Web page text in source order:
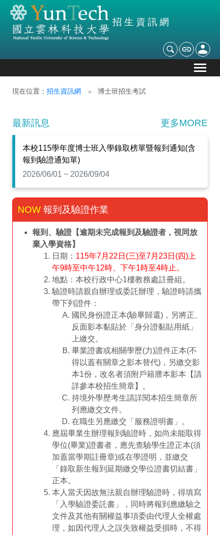
招生資訊網
現在位置： 招生資訊網 博士班招生考試
最新訊息 更多MORE
本校115學年度博士班入學錄取榜單暨報到通知(含
報到驗證通知單)
2026/06/01 ~ 2026/09/04
報到及驗證作業
報到、驗證【逾期未完成報到及驗證者，視同放
棄入學資格】
日期： 115年7月22日(三)至7月23日(四)上
午9時至中午12時、下午1時至4時止。
地點：本校行政中心1樓教務處註冊組。
驗證時請親自辦理或委託辦理，驗證時請攜
帶下列證件：
國民身份證正本(驗畢歸還)，另將正、
反面影本黏貼於「身分證黏貼用紙」
上繳交。
畢業證書或相關學歷(力)證件正本(不
得以蓋有關章之影本替代)，另繳交影
本1份，改名者須附戶籍謄本影本【請
詳參本校招生簡章】。
持境外學歷考生請詳閱本招生簡章所
列應繳交文件。
在職生另應繳交「服務證明書」。
應屆畢業生辦理報到驗證時，如尚未能取得
學位(畢業)證書者，應先查驗學生證正本(須
加蓋當學期註冊章)或在學證明，並繳交
「錄取新生報到延期繳交學位證書切結書」
正本。
本人當天因故無法親自辦理驗證時，得填寫
「入學驗證委託書」，同時將報到應繳驗之
文件及其他有關權益事項委由代理人全權處
理，如因代理人之誤失致權益受損時，不得